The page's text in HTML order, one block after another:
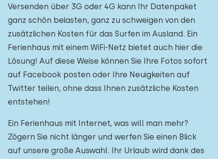
Versenden über 3G oder 4G kann Ihr Datenpaket
ganz schön belasten, ganz zu schweigen von den
zusätzlichen Kosten für das Surfen im Ausland. Ein
Ferienhaus mit einem WiFi-Netz bietet auch hier die
Lösung! Auf diese Weise können Sie Ihre Fotos sofort
auf Facebook posten oder Ihre Neuigkeiten auf
Twitter teilen, ohne dass Ihnen zusätzliche Kosten
entstehen!
Ein Ferienhaus mit Internet, was will man mehr?
Zögern Sie nicht länger und werfen Sie einen Blick
auf unsere große Auswahl. Ihr Urlaub wird dank des